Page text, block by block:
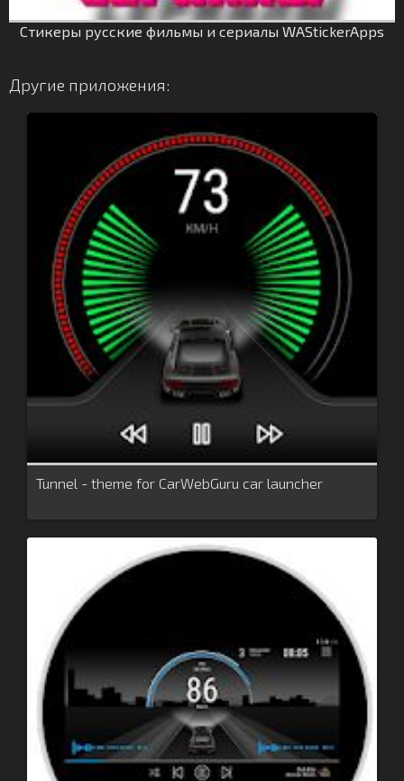
Стикеры русские фильмы и сериалы WAStickerApps
Другие приложения:
Tunnel - theme for CarWebGuru car launcher